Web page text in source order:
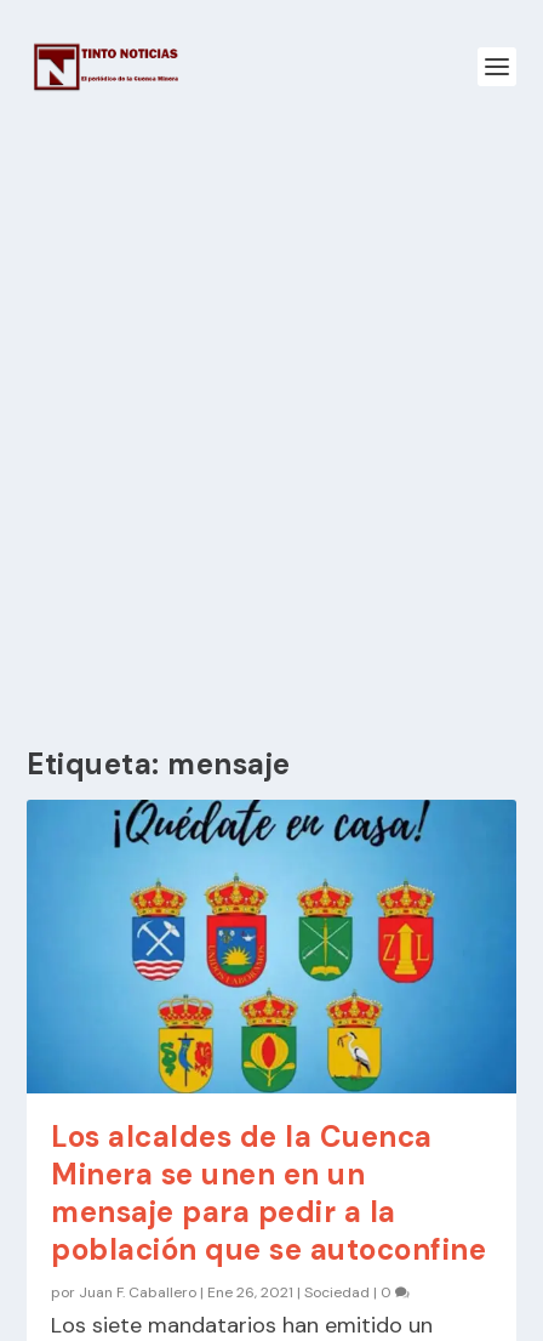
Etiqueta: mensaje
Los alcaldes de la Cuenca
Minera se unen en un
mensaje para pedir a la
población que se autoconfine
por Juan F. Caballero | Ene 26, 2021 |Sociedad | 0
Los siete mandatarios han emitido un